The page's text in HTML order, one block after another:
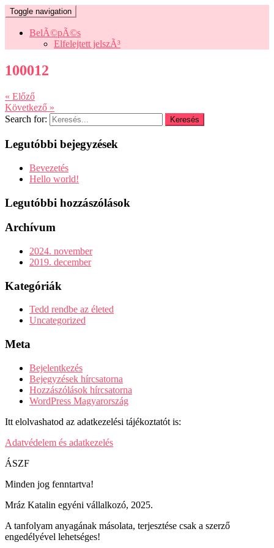
Toggle navigation
BelÃ©pÃ©s
Elfelejtett jelszÃ³
100012
« Előző
Következő »
Search for:
Legutóbbi bejegyzések
Bevezetés
Hello world!
Legutóbbi hozzászólások
Archívum
2024. november
2019. december
Kategóriák
Tedd rendbe az életed
Uncategorized
Meta
Bejelentkezés
Bejegyzések hírcsatorna
Hozzászólások hírcsatorna
WordPress Magyarország
Itt elolvashatod az adatkezelési tájékoztatót is:
Adatvédelem és adatkezelés
ÁSZF
Minden jog fenntartva!
Mráz Katalin egyéni vállalkozó, 2025.
A tanfolyam anyagának másolata, terjesztése csak a szerző
engedélyével lehetséges!